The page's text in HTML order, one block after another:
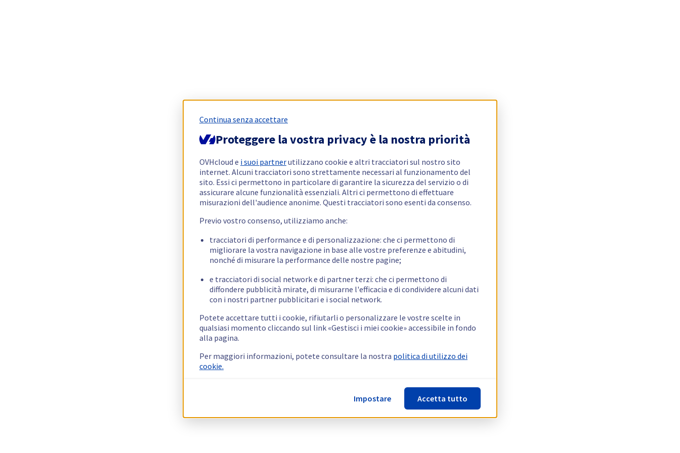
Continua senza accettare
Proteggere la vostra privacy è la nostra priorità
OVHcloud e i suoi partnerutilizzano cookie e altri tracciatori sul nostro sito
internet. Alcuni tracciatori sono strettamente necessari al funzionamento del
sito. Essi ci permettono in particolare di garantire la sicurezza del servizio o di
assicurare alcune funzionalità essenziali. Altri ci permettono di effettuare
misurazioni dell'audience anonime. Questi tracciatori sono esenti da consenso.
Previo vostro consenso, utilizziamo anche:
tracciatori di performance e di personalizzazione: che ci permettono di
migliorare la vostra navigazione in base alle vostre preferenze e abitudini,
nonché di misurare la performance delle nostre pagine;
e tracciatori di social network e di partner terzi: che ci permettono di
diffondere pubblicità mirate, di misurarne l'efficacia e di condividere alcuni dati
con i nostri partner pubblicitari e i social network.
Potete accettare tutti i cookie, rifiutarli o personalizzare le vostre scelte in
qualsiasi momento cliccando sul link «Gestisci i miei cookie» accessibile in fondo
alla pagina.
Per maggiori informazioni, potete consultare la nostra politica di utilizzo dei
cookie.
Impostare Accetta tutto